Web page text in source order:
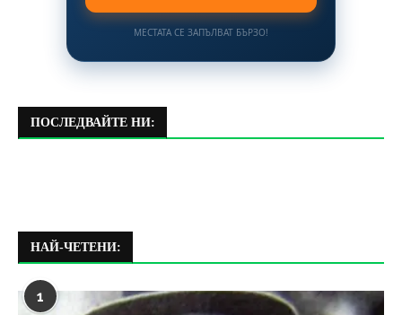
МЕСТАТА СЕ ЗАПЪЛВАТ БЪРЗО!
ПОСЛЕДВАЙТЕ НИ:
НАЙ-ЧЕТЕНИ:
1